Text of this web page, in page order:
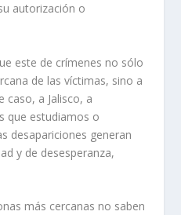
autorización o
este de crímenes no sólo
de las víctimas, sino a
caso, a Jalisco, a
que estudiamos o
desapariciones generan
y de desesperanza,
más cercanas no saben